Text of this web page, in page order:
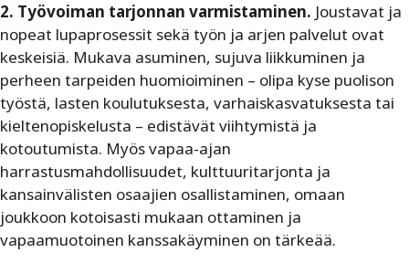
2. Työvoiman tarjonnan varmistaminen. Joustavat ja
nopeat lupaprosessit sekä työn ja arjen palvelut ovat
keskeisiä. Mukava asuminen, sujuva liikkuminen ja
perheen tarpeiden huomioiminen – olipa kyse puolison
työstä, lasten koulutuksesta, varhaiskasvatuksesta tai
kieltenopiskelusta – edistävät viihtymistä ja
kotoutumista. Myös vapaa-ajan
harrastusmahdollisuudet, kulttuuritarjonta ja
kansainvälisten osaajien osallistaminen, omaan
joukkoon kotoisasti mukaan ottaminen ja
vapaamuotoinen kanssakäyminen on tärkeää.